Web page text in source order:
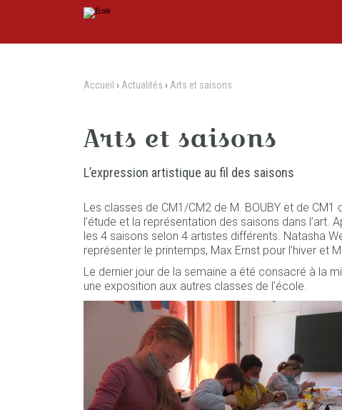
au
contenu.
à
personnels
Accueil › Actualités › Arts et saisons
Arts et saisons
L’expression artistique au fil des saisons
Les classes de CM1/CM2 de M. BOUBY et de
l’étude et la représentation des saisons dans
les 4 saisons selon 4 artistes différents. Natasha
représenter le printemps, Max Ernst pour l’hiver et
Le dernier jour de la semaine a été consacré à la
une exposition aux autres classes de l’école.